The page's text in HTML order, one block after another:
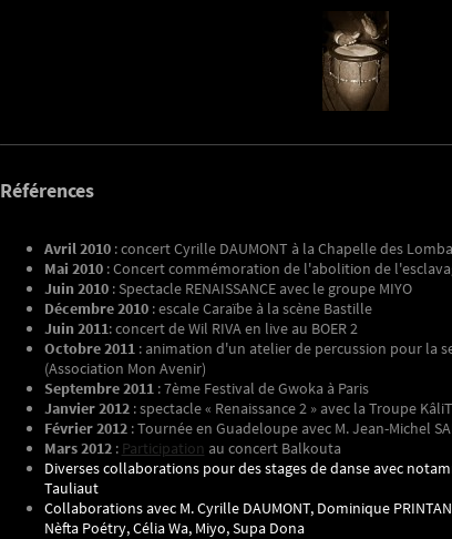
Références
Avril 2010: concert Cyrille DAUMONT à la Chapelle des
Mai 2010: Concert commémoration de l'abolition de
Juin 2010: Spectacle RENAISSANCE avec le groupe MIYO
Décembre 2010: escale Caraïbe à la scène Bastille
Juin 2011: concert de Wil RIVA en live au BOER 2
Octobre 2011: animation d'un atelier de percussion pour la
(Association Mon Avenir)
Septembre 2011: 7ème Festival de Gwoka à Paris
Janvier 2012: spectacle « Renaissance 2 » avec la Troupe KâliT
Février 2012: Tournée en Guadeloupe avec M. Jean-Michel
Mars 2012: Participation au concert Balkouta
Diverses collaborations pour des stages de danse avec
Tauliaut
Collaborations avec M. Cyrille DAUMONT, Dominique
Nèfta Poétry, Célia Wa, Miyo, Supa Dona